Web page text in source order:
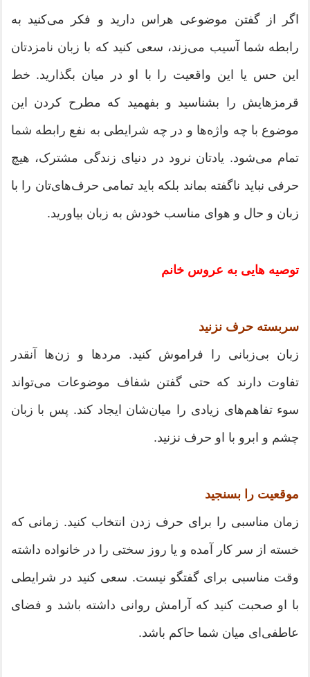
اگر از گفتن موضوعی هراس دارید و فکر می‌کنید به
رابطه شما آسیب می‌زند، سعی کنید که با زبان نامزدتان
این حس یا این واقعیت را با او در میان بگذارید. خط
قرمزهایش را بشناسید و بفهمید که مطرح کردن این
موضوع با چه واژه‌ها و در چه شرایطی به نفع رابطه شما
تمام می‌شود. یادتان نرود در دنیای زندگی مشترک، هیچ
حرفی نباید ناگفته بماند بلکه باید تمامی حرف‌های‌تان را با
زبان و حال و هوای مناسب خودش به زبان بیاورید.
توصیه هایی به عروس خانم
سربسته حرف نزنید
زبان بی‌زبانی را فراموش کنید. مردها و زن‌ها آنقدر
تفاوت دارند که حتی گفتن شفاف موضوعات می‌تواند
سوء تفاهم‌های زیادی را میان‌شان ایجاد کند. پس با زبان
چشم و ابرو با او حرف نزنید.
موقعیت را بسنجید
زمان مناسبی را برای حرف زدن انتخاب کنید. زمانی که
خسته از سر کار آمده و یا روز سختی را در خانواده داشته
وقت مناسبی برای گفتگو نیست. سعی کنید در شرایطی
با او صحبت کنید که آرامش روانی داشته باشد و فضای
عاطفی‌ای میان شما حاکم باشد.